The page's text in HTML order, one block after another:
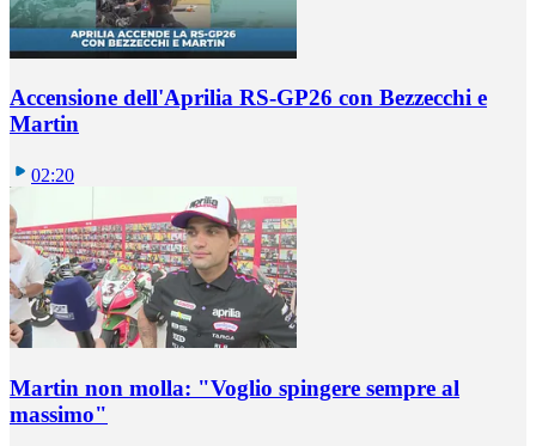
Accensione dell'Aprilia RS-GP26 con Bezzecchi e
Martin
02:20
Martin non molla: "Voglio spingere sempre al
massimo"